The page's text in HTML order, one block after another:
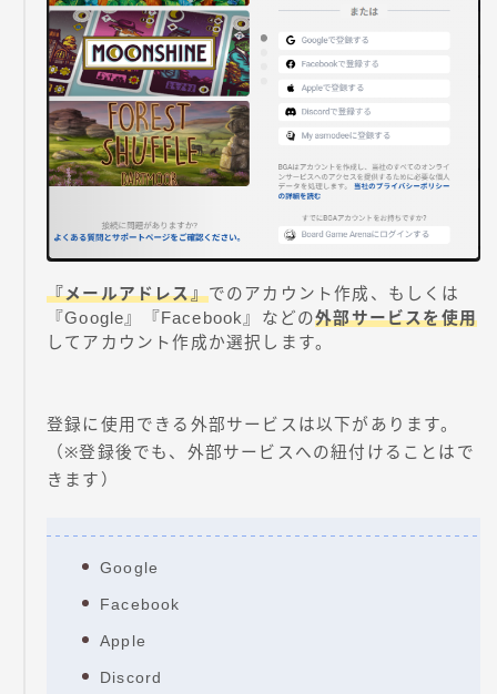
『メールアドレス』でのアカウント作成、もしくは
『Google』『Facebook』などの外部サービスを使用
してアカウント作成か選択します。
登録に使用できる外部サービスは以下があります。
（※登録後でも、外部サービスへの紐付けることはで
きます）
Google
Facebook
Apple
Discord